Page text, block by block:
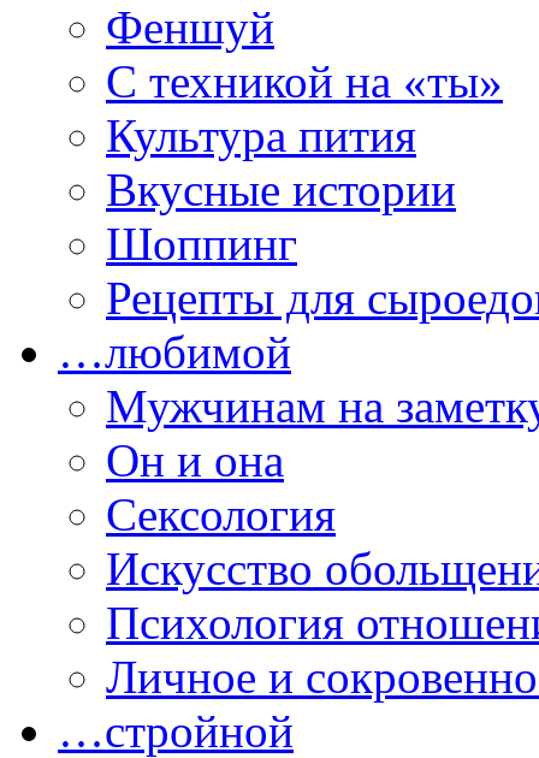
Феншуй
С техникой на «ты»
Культура пития
Вкусные истории
Шоппинг
Рецепты для
…любимой
Мужчинам на
Он и она
Сексология
Искусство
Психология
Личное и
…стройной